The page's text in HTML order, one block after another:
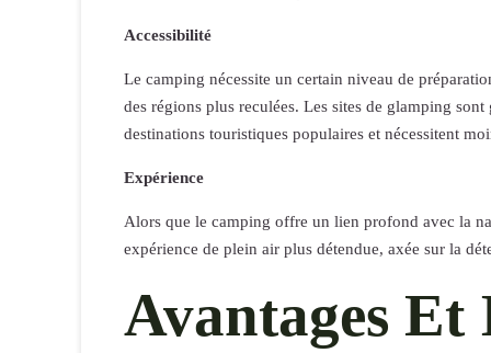
Accessibilité
Le camping nécessite un certain niveau de
des régions plus reculées. Les sites de glamping
destinations touristiques populaires et nécessitent
Expérience
Alors que le camping offre un lien profond avec la
expérience de plein air plus détendue, axée sur la
Avantages Et